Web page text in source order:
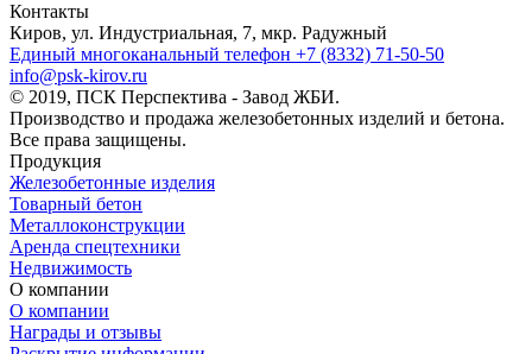
Контакты
Киров, ул. Индустриальная, 7, мкр. Радужный
Единый многоканальный телефон +7 (8332) 71-50-50
info@psk-kirov.ru
© 2019, ПСК Перспектива - Завод ЖБИ.
Производство и продажа железобетонных изделий и бетона.
Все права защищены.
Продукция
Железобетонные изделия
Товарный бетон
Металлоконструкции
Аренда спецтехники
Недвижимость
О компании
О компании
Награды и отзывы